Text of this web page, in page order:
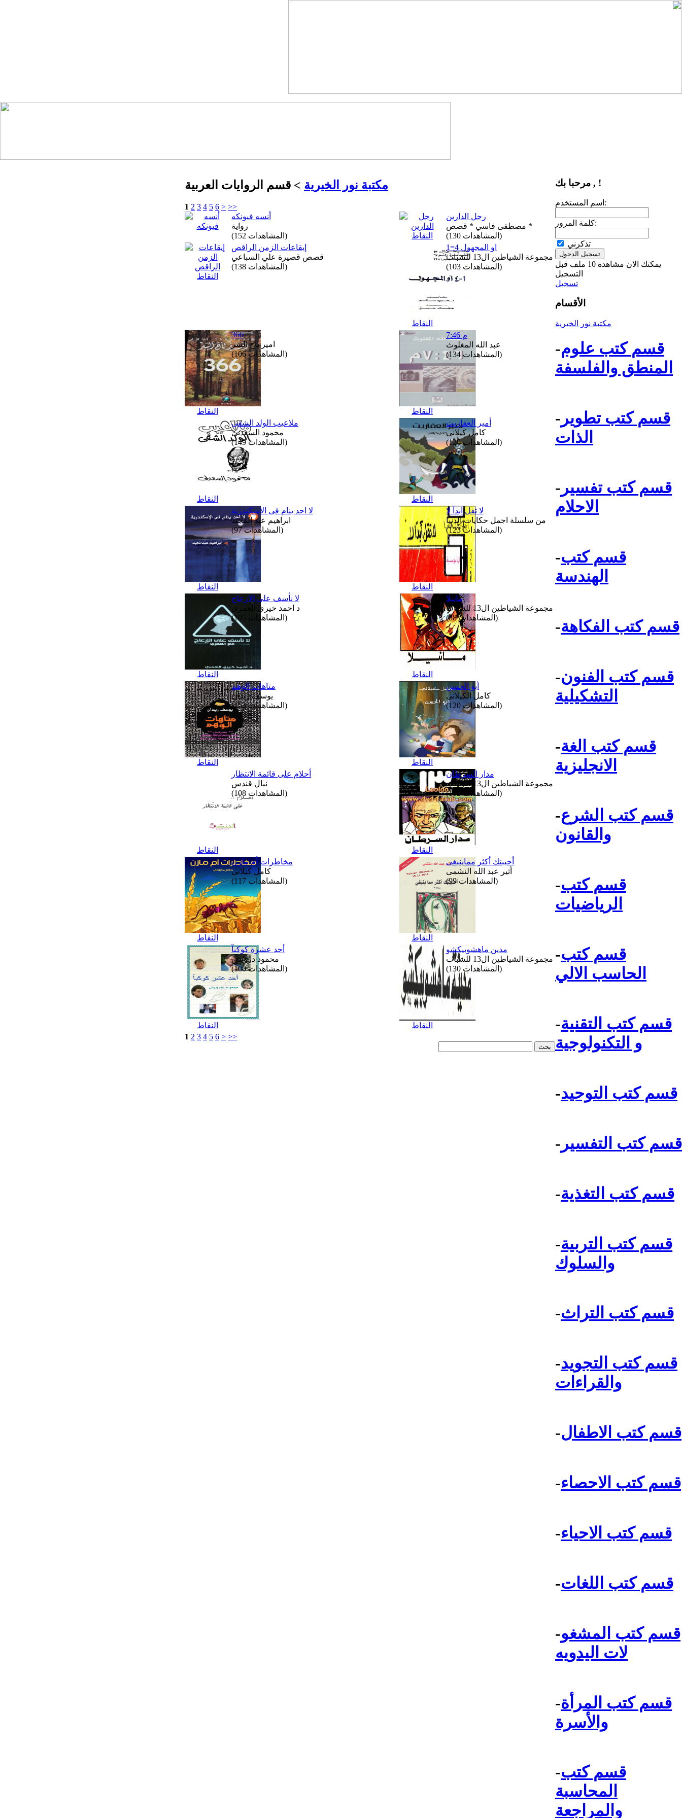
مرحبا بك , !
اسم المستخدم:
كلمة المرور:
تذكرني
يمكنك الان مشاهدة 10 ملف قبل
التسجيل
تسجيل
الأقسام
مكتبة نور الخيرية
-قسم كتب علوم
المنطق والفلسفة
- قسم كتب تطوير
الذات
- قسم كتب تفسير
الاحلام
-قسم كتب
الهندسة
-قسم كتب الفكاهة
-قسم كتب الفنون
التشكيلية
-قسم كتب الغة
الانجليزية
-قسم كتب الشرع
والقانون
-قسم كتب
الرياضيات
-قسم كتب
الحاسب الالي
-قسم كتب التقنية
و التكنولوجية
-قسم كتب التوحيد
- قسم كتب التفسير
-قسم كتب التغذية
-قسم كتب التربية
والسلوك
-قسم كتب التراث
-قسم كتب التجويد
والقراءات
-قسم كتب الاطفال
-قسم كتب الاحصاء
-قسم كتب الاحياء
-قسم كتب اللغات
-قسم كتب المشغو
لات اليدويه
-قسم كتب المرأة
والأسرة
-قسم كتب
المحاسبة
والمراجعة
مكتبة نور الخيرية > قسم الروايات العربية
1 2 3 4 5 6 > >>
أنسه فيونكه
رواية
(المشاهدات 152)
النقاط
رجل الدارين
مصطفى فاسي * قصص *
(المشاهدات 130)
النقاط
إيقاعات الزمن الراقص
قصص قصيرة علي السباعي
(المشاهدات 138)
النقاط
1=4 او المجهول
مجموعة الشياطين ال13 للشباب
(المشاهدات 103)
النقاط
366
امير تاج السر
(المشاهدات 106)
النقاط
م 7:46
عبد الله المغلوث
(المشاهدات 134)
النقاط
ملاعيب الولد الشقى
محمود السعدنى
(المشاهدات 149)
النقاط
أمير العفاريت
كامل كيلانى
(المشاهدات 120)
النقاط
لا احد ينام فى الاسكندرية
ابراهيم عبد المجيد
(المشاهدات 97)
النقاط
لا تقل ابدآ لا
من سلسلة اجمل حكايات الدنيا
(المشاهدات 123)
النقاط
لا نأسف على الازعاج
د احمد خيرى العمرى
(المشاهدات 105)
النقاط
مانيلا
مجموعة الشياطين ال13 للشباب
(المشاهدات 88)
النقاط
متاهات الوهم
يوسف زيدان
(المشاهدات 153)
النقاط
أبو الحسن
كامل الكيلانى
(المشاهدات 120)
النقاط
أحلام على قائمة الانتظار
نبال قندس
(المشاهدات 108)
النقاط
مدار السرطان
مجموعة الشياطين ال13 للشباب
(المشاهدات 112)
النقاط
مخاطرات أم مازن
كامل كيلانى
(المشاهدات 117)
النقاط
أحببتك أكثر مماينبغى
أثير عبد الله النشمى
(المشاهدات 99)
النقاط
أحد عشرة كوكبآ
محمود درويش
(المشاهدات 100)
النقاط
مدين ماهشوبيكشو
مجموعة الشياطين ال13 للشباب
(المشاهدات 130)
1 2 3 4 5 6 > >>